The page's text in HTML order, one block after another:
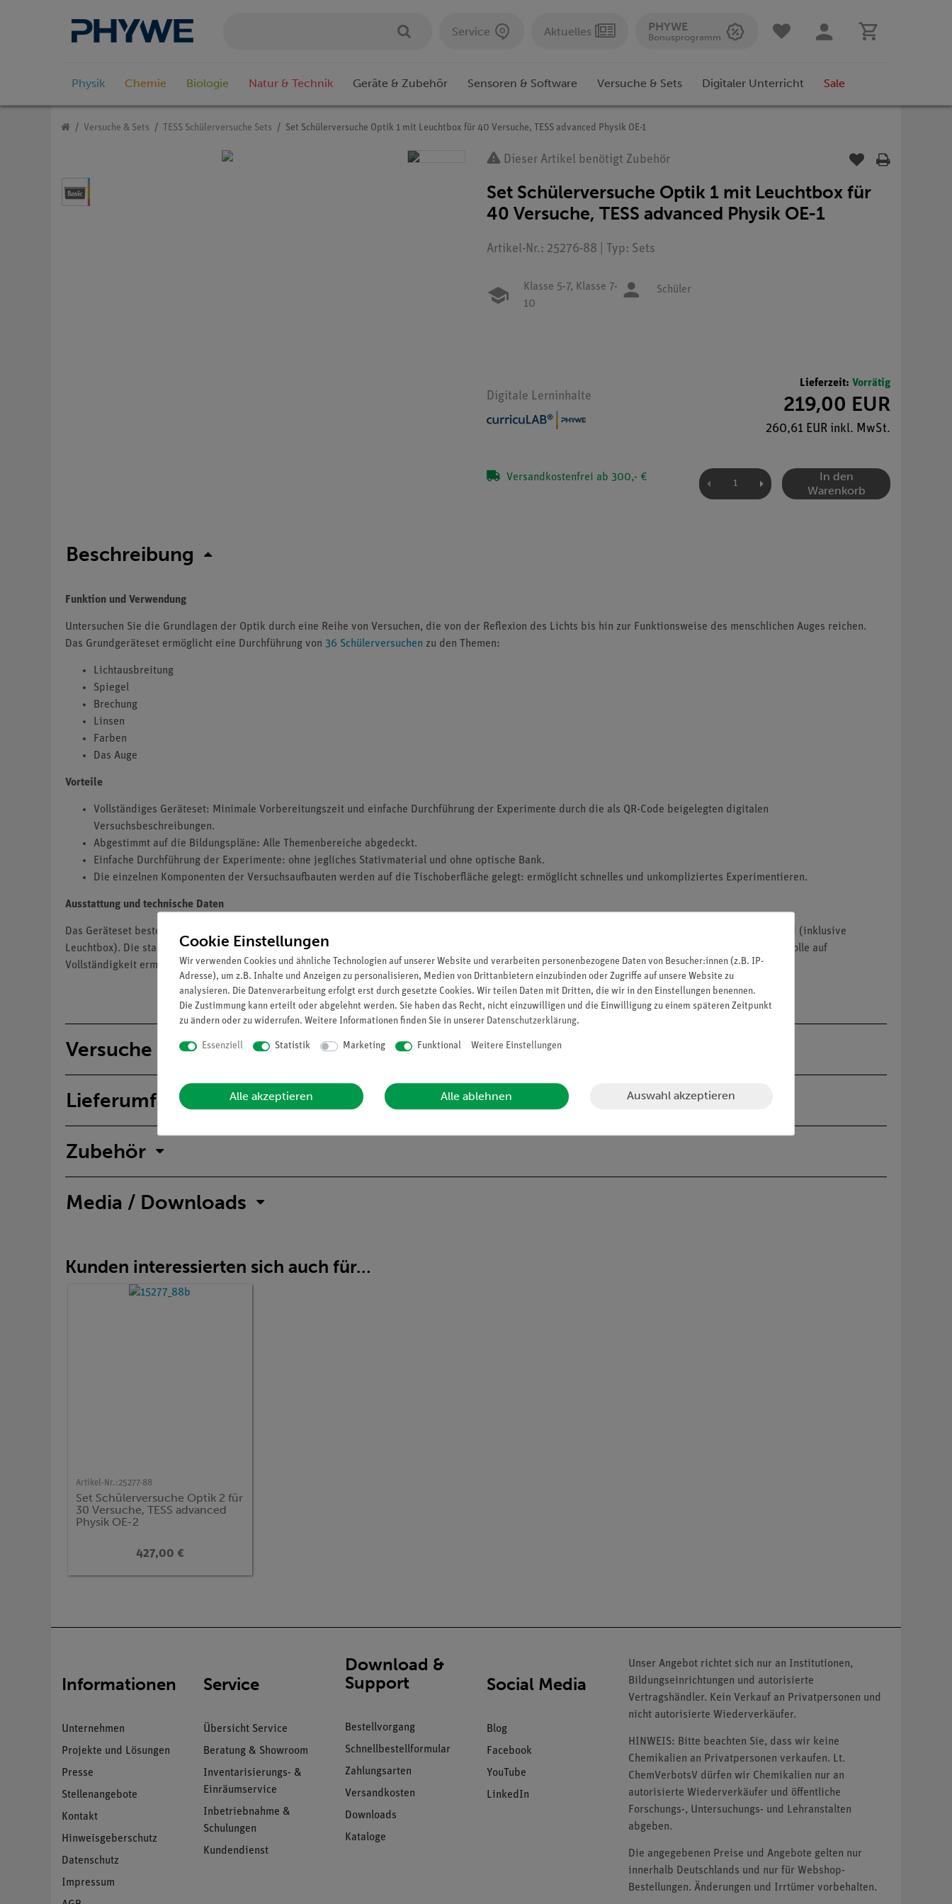
Service Aktuelles PHYWE
Bonusprogramm
Physik Chemie Biologie Natur & Technik Geräte & Zubehör Sensoren & Software Versuche & Sets Digitaler Unterricht Sale
Versuche & Sets TESS Schülerversuche Sets Set Schülerversuche Optik 1 mit Leuchtbox für 40 Versuche, TESS advanced Physik OE-1
Dieser Artikel benötigt Zubehör
Set Schülerversuche Optik 1 mit Leuchtbox für
40 Versuche, TESS advanced Physik OE-1
Artikel-Nr.: 25276-88 | Typ: Sets
Klasse 5-7, Klasse 7-
10
Schüler
Digitale Lerninhalte
Lieferzeit: Vorrätig
219,00 EUR
260,61 EUR inkl. MwSt.
Versandkostenfrei ab 300,- €
In den
Warenkorb
Beschreibung
Funktion und Verwendung
Untersuchen Sie die Grundlagen der Optik durch eine Reihe von Versuchen, die von der Reflexion des Lichts bis hin zur Funktionsweise des menschlichen Auges reichen.
Das Grundgeräteset ermöglicht eine Durchführung von 36 Schülerversuchen zu den Themen:
Lichtausbreitung
Spiegel
Brechung
Linsen
Farben
Das Auge
Vorteile
Vollständiges Geräteset: Minimale Vorbereitungszeit und einfache Durchführung der Experimente durch die als QR-Code beigelegten digitalen
Versuchsbeschreibungen.
Abgestimmt auf die Bildungspläne: Alle Themenbereiche abgedeckt.
Einfache Durchführung der Experimente: ohne jegliches Stativmaterial und ohne optische Bank.
Die einzelnen Komponenten der Versuchsaufbauten werden auf die Tischoberfläche gelegt: ermöglicht schnelles und unkompliziertes Experimentieren.
Ausstattung und technische Daten
Das Geräteset besteht aus einer Aufbewahrungsbox und enthält alle grundlegenden Komponenten, die für die Durchführung der Versuche erforderlich sind (inklusive
Leuchtbox). Die stabile, stapelbare Box ist mit einem passgenauen Schaumstoffeinsatz ausgestattet, der die Komponenten schützt und eine schnelle Kontrolle auf
Vollständigkeit ermöglicht.
Versuche
Lieferumfang
Zubehör
Media / Downloads
Kunden interessierten sich auch für…
Artikel-Nr.:25277-88
Set Schülerversuche Optik 2 für
30 Versuche, TESS advanced
Physik OE-2
427,00 €
Informationen
Unternehmen
Projekte und Lösungen
Presse
Stellenangebote
Kontakt
Hinweisgeberschutz
Datenschutz
Impressum
Service
Übersicht Service
Beratung & Showroom
Inventarisierungs- &
Einräumservice
Inbetriebnahme &
Schulungen
Kundendienst
Download &
Support
Bestellvorgang
Schnellbestellformular
Zahlungsarten
Versandkosten
Downloads
Kataloge
Social Media
Blog
Facebook
YouTube
LinkedIn
Unser Angebot richtet sich nur an Institutionen,
Bildungseinrichtungen und autorisierte
Vertragshändler. Kein Verkauf an Privatpersonen und
nicht autorisierte Wiederverkäufer.
HINWEIS: Bitte beachten Sie, dass wir keine
Chemikalien an Privatpersonen verkaufen. Lt.
ChemVerbotsV dürfen wir Chemikalien nur an
autorisierte Wiederverkäufer und öffentliche
Forschungs-, Untersuchungs- und Lehranstalten
abgeben.
Die angegebenen Preise und Angebote gelten nur
innerhalb Deutschlands und nur für Webshop-
Bestellungen. Änderungen und Irrtümer vorbehalten.
Cookie Einstellungen
Wir verwenden Cookies und ähnliche Technologien auf unserer Website und verarbeiten personenbezogene Daten von Besucher:innen (z.B. IP-
Adresse), um z.B. Inhalte und Anzeigen zu personalisieren, Medien von Drittanbietern einzubinden oder Zugriffe auf unsere Website zu
analysieren. Die Datenverarbeitung erfolgt erst durch gesetzte Cookies. Wir teilen Daten mit Dritten, die wir in den Einstellungen benennen.
Die Zustimmung kann erteilt oder abgelehnt werden. Sie haben das Recht, nicht einzuwilligen und die Einwilligung zu einem späteren Zeitpunkt
zu ändern oder zu widerrufen. Weitere Informationen finden Sie in unserer Daten­schutz­erklärung.
Essenziell Statistik Marketing Funktional Weitere Einstellungen
Alle akzeptieren Alle ablehnen Auswahl akzeptieren